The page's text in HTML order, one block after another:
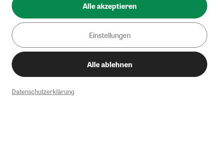
Alle akzeptieren
Einstellungen
Alle ablehnen
Datenschutzerklärung